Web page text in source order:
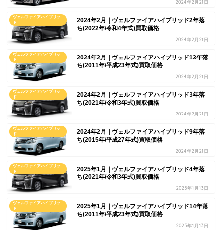
2024年2月21日
ヴェルファイアハイブリッ
ド
2024年2月｜ヴェルファイアハイブリッド2年落
ち(2022年/令和4年式)買取価格
2024年2月21日
ヴェルファイアハイブリッ
ド
2024年2月｜ヴェルファイアハイブリッド13年落
ち(2011年/平成23年式)買取価格
2024年2月21日
ヴェルファイアハイブリッ
ド
2024年2月｜ヴェルファイアハイブリッド3年落
ち(2021年/令和3年式)買取価格
2024年2月21日
ヴェルファイアハイブリッ
ド
2024年2月｜ヴェルファイアハイブリッド9年落
ち(2015年/平成27年式)買取価格
2024年2月21日
ヴェルファイアハイブリッ
ド
2025年1月｜ヴェルファイアハイブリッド4年落
ち(2021年/令和3年式)買取価格
2025年1月13日
ヴェルファイアハイブリッ
ド
2025年1月｜ヴェルファイアハイブリッド14年落
ち(2011年/平成23年式)買取価格
2025年1月13日